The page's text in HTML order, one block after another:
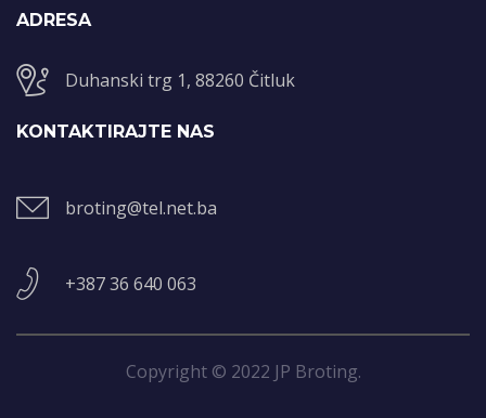
ADRESA
Duhanski trg 1, 88260 Čitluk
KONTAKTIRAJTE NAS
broting@tel.net.ba
+387 36 640 063
Copyright © 2022 JP Broting.